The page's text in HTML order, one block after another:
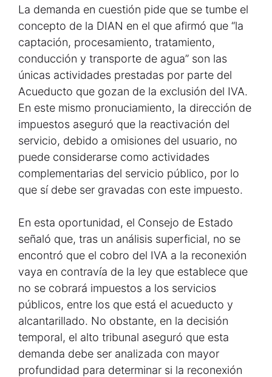
La demanda en cuestión pide que se tumbe el
concepto de la DIAN en el que afirmó que “la
captación, procesamiento, tratamiento,
conducción y transporte de agua” son las
únicas actividades prestadas por parte del
Acueducto que gozan de la exclusión del IVA.
En este mismo pronuciamiento, la dirección de
impuestos aseguró que la reactivación del
servicio, debido a omisiones del usuario, no
puede considerarse como actividades
complementarias del servicio público, por lo
que sí debe ser gravadas con este impuesto.
En esta oportunidad, el Consejo de Estado
señaló que, tras un análisis superficial, no se
encontró que el cobro del IVA a la reconexión
vaya en contravía de la ley que establece que
no se cobrará impuestos a los servicios
públicos, entre los que está el acueducto y
alcantarillado. No obstante, en la decisión
temporal, el alto tribunal aseguró que esta
demanda debe ser analizada con mayor
profundidad para determinar si la reconexión